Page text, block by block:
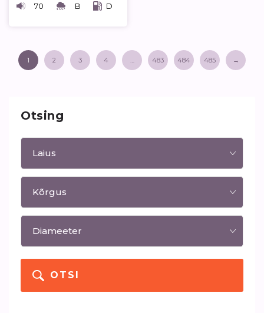
70 B D
1 2 3 4 … 483 484 485 →
Otsing
OTSI